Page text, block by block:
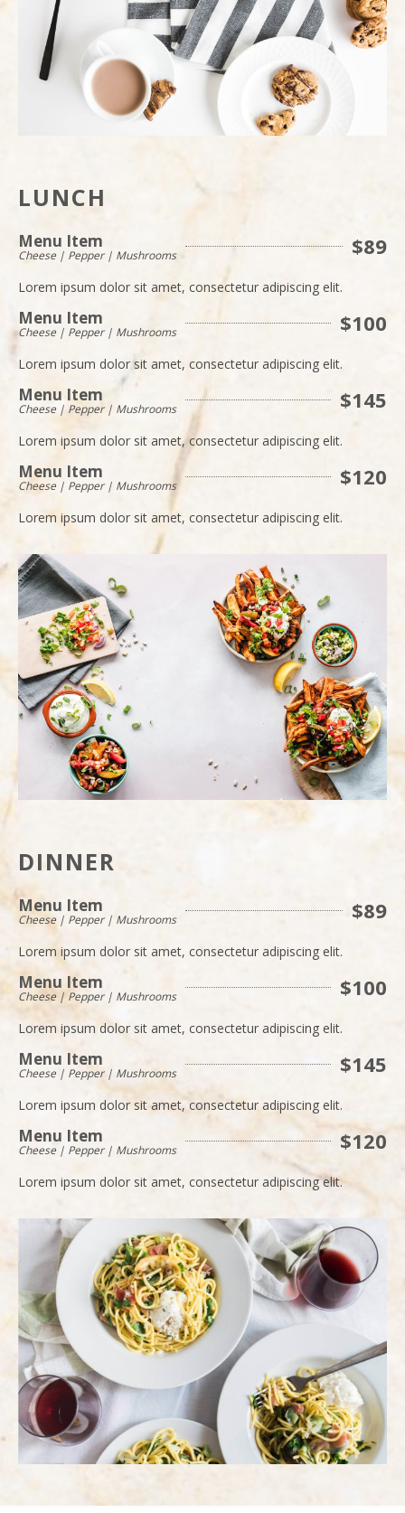
LUNCH
Menu Item
Cheese | Pepper | Mushrooms $89
Lorem ipsum dolor sit amet, consectetur adipiscing elit.
Menu Item
Cheese | Pepper | Mushrooms $100
Lorem ipsum dolor sit amet, consectetur adipiscing elit.
Menu Item
Cheese | Pepper | Mushrooms $145
Lorem ipsum dolor sit amet, consectetur adipiscing elit.
Menu Item
Cheese | Pepper | Mushrooms $120
Lorem ipsum dolor sit amet, consectetur adipiscing elit.
DINNER
Menu Item
Cheese | Pepper | Mushrooms $89
Lorem ipsum dolor sit amet, consectetur adipiscing elit.
Menu Item
Cheese | Pepper | Mushrooms $100
Lorem ipsum dolor sit amet, consectetur adipiscing elit.
Menu Item
Cheese | Pepper | Mushrooms $145
Lorem ipsum dolor sit amet, consectetur adipiscing elit.
Menu Item
Cheese | Pepper | Mushrooms $120
Lorem ipsum dolor sit amet, consectetur adipiscing elit.